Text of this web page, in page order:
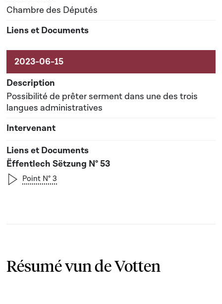
Chambre des Députés
Possibilité de prêter serment dans une des trois
langues administratives
Ëffentlech Sëtzung N° 53
Point N° 3
Résumé vun de Votten